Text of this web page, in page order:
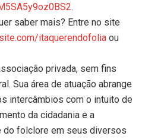
.
saber mais? Entre no site
itaquerendofolia ou
privada, sem fins
Sua área de atuação abrange
intercâmbios com o intuito de
da cidadania e a
do folclore em seus diversos